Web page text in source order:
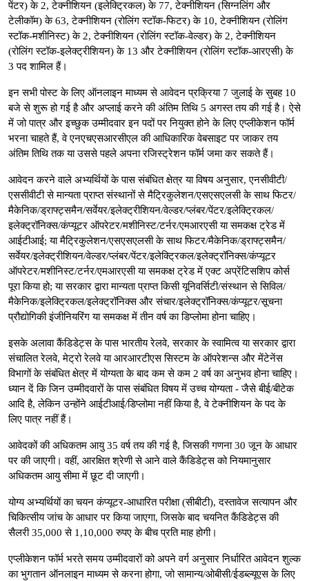
पेंटर) के 2, टेक्नीशियन (इलेक्ट्रिकल) के 77, टेक्नीशियन (सिग्नलिंग और
टेलीकॉम) के 63, टेक्नीशियन (रोलिंग स्टॉक-फिटर) के 10, टेक्नीशियन (रोलिंग
स्टॉक-मशीनिस्ट) के 2, टेक्नीशियन (रोलिंग स्टॉक-वेल्डर) के 2, टेक्नीशियन
(रोलिंग स्टॉक-इलेक्ट्रीशियन) के 13 और टेक्नीशियन (रोलिंग स्टॉक-आरएसी) के
3 पद शामिल हैं।
इन सभी पोस्ट के लिए ऑनलाइन माध्यम से आवेदन प्रक्रिया 7 जुलाई के सुबह 10
बजे से शुरू हो गई है और अप्लाई करने की अंतिम तिथि 5 अगस्त तय की गई है। ऐसे
में जो पात्र और इच्छुक उम्मीदवार इन पदों पर नियुक्त होने के लिए एप्लीकेशन फॉर्म
भरना चाहते हैं, वे एनएचएसआरसीएल की आधिकारिक वेबसाइट पर जाकर तय
अंतिम तिथि तक या उससे पहले अपना रजिस्ट्रेशन फॉर्म जमा कर सकते हैं।
आवेदन करने वाले अभ्यर्थियों के पास संबंधित क्षेत्र या विषय अनुसार, एनसीवीटी/
एससीवीटी से मान्यता प्राप्त संस्थानों से मैट्रिकुलेशन/एसएसएलसी के साथ फिटर/
मैकेनिक/ड्राफ्ट्समैन/सर्वेयर/इलेक्ट्रीशियन/वेल्डर/प्लंबर/पेंटर/इलेक्ट्रिकल/
इलेक्ट्रॉनिक्स/कंप्यूटर ऑपरेटर/मशीनिस्ट/टर्नर/एमआरएसी या समकक्ष ट्रेड में
आईटीआई; या मैट्रिकुलेशन/एसएसएलसी के साथ फिटर/मैकेनिक/ड्राफ्ट्समैन/
सर्वेयर/इलेक्ट्रीशियन/वेल्डर/प्लंबर/पेंटर/इलेक्ट्रिकल/इलेक्ट्रॉनिक्स/कंप्यूटर
ऑपरेटर/मशीनिस्ट/टर्नर/एमआरएसी या समकक्ष ट्रेड में एक्ट अप्रेंटिसशिप कोर्स
पूरा किया हो; या सरकार द्वारा मान्यता प्राप्त किसी यूनिवर्सिटी/संस्थान से सिविल/
मैकेनिक/इलेक्ट्रिकल/इलेक्ट्रॉनिक्स और संचार/इलेक्ट्रॉनिक्स/कंप्यूटर/सूचना
प्रौद्योगिकी इंजीनियरिंग या समकक्ष में तीन वर्ष का डिप्लोमा होना चाहिए।
इसके अलावा कैंडिडेट्स के पास भारतीय रेलवे, सरकार के स्वामित्व या सरकार द्वारा
संचालित रेलवे, मेट्रो रेलवे या आरआरटीएस सिस्टम के ऑपरेशन्स और मेंटेनेंस
विभागों के संबंधित क्षेत्र में योग्यता के बाद कम से कम 2 वर्ष का अनुभव होना चाहिए।
ध्यान दें कि जिन उम्मीदवारों के पास संबंधित विषय में उच्च योग्यता - जैसे बीई/बीटेक
आदि है, लेकिन उन्होंने आईटीआई/डिप्लोमा नहीं किया है, वे टेक्नीशियन के पद के
लिए पात्र नहीं हैं।
आवेदकों की अधिकतम आयु 35 वर्ष तय की गई है, जिसकी गणना 30 जून के आधार
पर की जाएगी। वहीं, आरक्षित श्रेणी से आने वाले कैंडिडेट्स को नियमानुसार
अधिकतम आयु सीमा में छूट दी जाएगी।
योग्य अभ्यर्थियों का चयन कंप्यूटर-आधारित परीक्षा (सीबीटी), दस्तावेज सत्यापन और
चिकित्सीय जांच के आधार पर किया जाएगा, जिसके बाद चयनित कैंडिडेट्स की
सैलरी 35,000 से 1,10,000 रुपए के बीच प्रति माह होगी।
एप्लीकेशन फॉर्म भरते समय उम्मीदवारों को अपने वर्ग अनुसार निर्धारित आवेदन शुल्क
का भुगतान ऑनलाइन माध्यम से करना होगा, जो सामान्य/ओबीसी/ईडब्ल्यूएस के लिए